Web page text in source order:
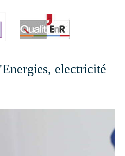
electricité